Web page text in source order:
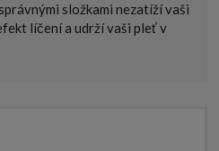
složkami nezatíží vaši
líčení a udrží vaši pleť v